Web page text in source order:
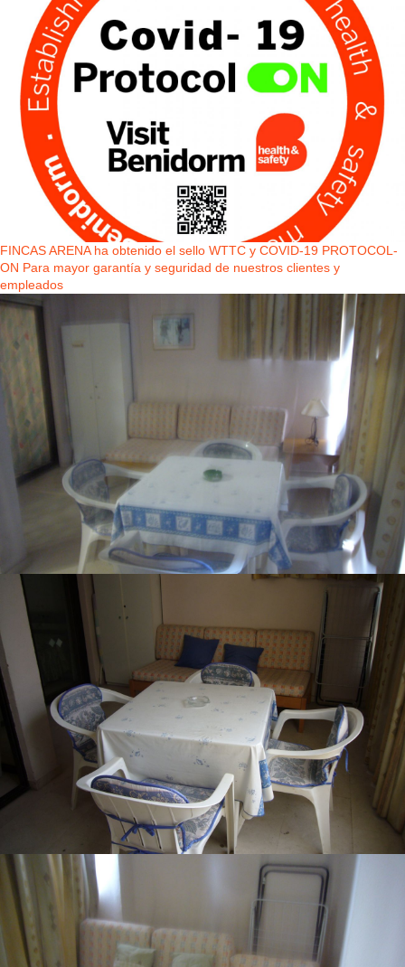
FINCAS ARENA ha obtenido el sello WTTC y COVID-19 PROTOCOL-
ON Para mayor garantía y seguridad de nuestros clientes y
empleados